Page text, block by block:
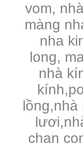
vom,
màng
nha
long,
nhà
chan